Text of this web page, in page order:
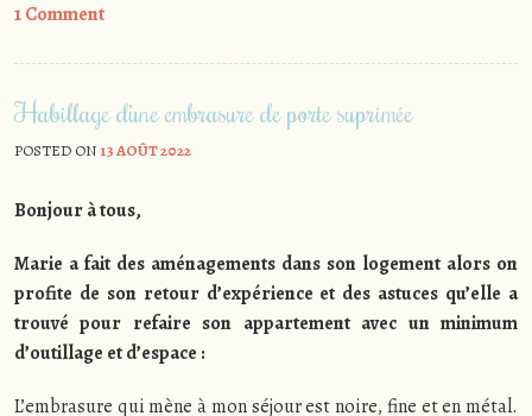
1 Comment
Habillage d’une embrasure de porte suprimée
POSTED ON13 AOÛT 2022
Bonjour à tous,
Marie a fait des aménagements dans son logement alors on
profite de son retour d’expérience et des astuces qu’elle a
trouvé pour refaire son appartement avec un minimum
d’outillage et d’espace :
L’embrasure qui mène à mon séjour est noire, fine et en métal.